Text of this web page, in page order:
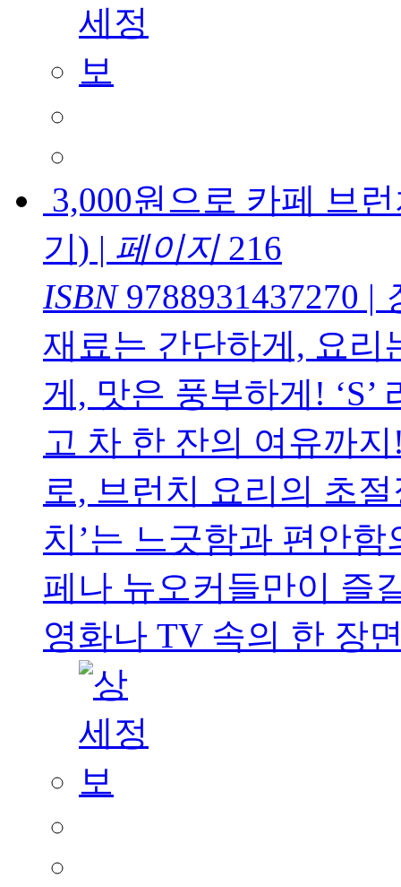
3,000원으로 카페 브
기) | 페이지216
ISBN9788931437270 |
재료는 간단하게, 요리
게, 맛은 풍부하게!
고 차 한 잔의 여유까
로, 브런치 요리의 초
치’는 느긋함과 편안
페나 뉴오커들만이 즐
영화나 TV 속의 한 장